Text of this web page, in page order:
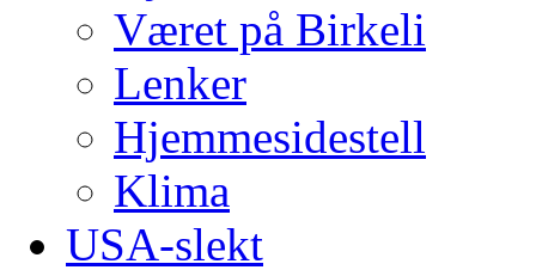
Været på Birkeli
Lenker
Hjemmesidestell
Klima
USA-slekt